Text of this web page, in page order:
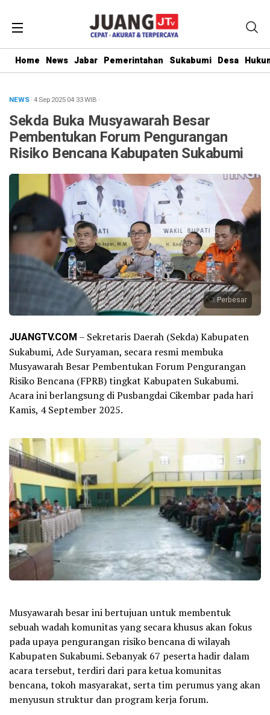
Home News Jabar Pemerintahan Sukabumi Desa
NEWS· 4 Sep 202504:33WIB ·
Sekda Buka Musyawarah Besar
Pembentukan Forum Pengurangan
Risiko Bencana Kabupaten Sukabumi
Perbesar
JUANGTV.COM – Sekretaris Daerah (Sekda) Kabupaten
Sukabumi, Ade Suryaman, secara resmi membuka
Musyawarah Besar Pembentukan Forum Pengurangan
Risiko Bencana (FPRB) tingkat Kabupaten Sukabumi.
Acara ini berlangsung di Pusbangdai Cikembar pada hari
Kamis, 4 September 2025.
Musyawarah besar ini bertujuan untuk membentuk
sebuah wadah komunitas yang secara khusus akan fokus
pada upaya pengurangan risiko bencana di wilayah
Kabupaten Sukabumi. Sebanyak 67 peserta hadir dalam
acara tersebut, terdiri dari para ketua komunitas
bencana, tokoh masyarakat, serta tim perumus yang akan
menyusun struktur dan program kerja forum.